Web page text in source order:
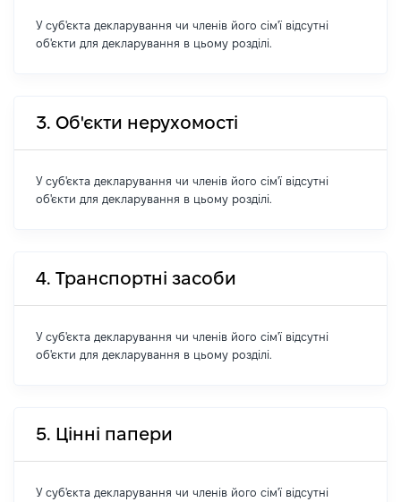
У суб'єкта декларування чи членів його сім'ї відсутні
об'єкти для декларування в цьому розділі.
3. Об'єкти нерухомості
У суб'єкта декларування чи членів його сім'ї відсутні
об'єкти для декларування в цьому розділі.
4. Транспортні засоби
У суб'єкта декларування чи членів його сім'ї відсутні
об'єкти для декларування в цьому розділі.
5. Цінні папери
У суб'єкта декларування чи членів його сім'ї відсутні